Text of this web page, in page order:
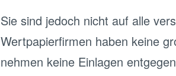
Sie sind jedoch nicht auf alle
Wertpapierfirmen haben keine
nehmen keine Einlagen